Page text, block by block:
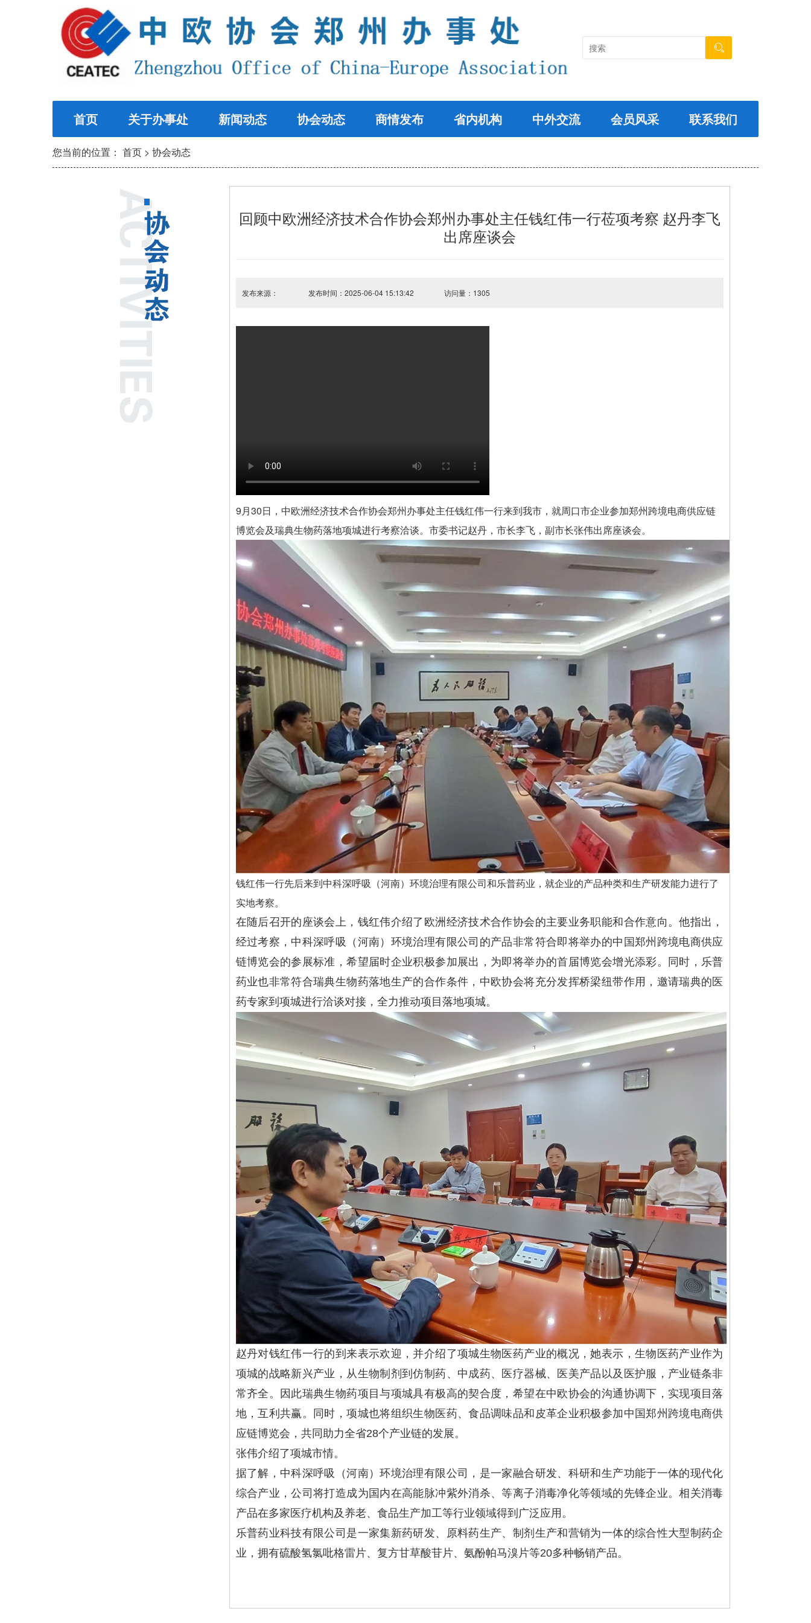
首页 关于办事处 新闻动态 协会动态 商情发布 省内机构 中外交流 会员风采 联系我们
您当前的位置： 首页 > 协会动态
回顾中欧洲经济技术合作协会郑州办事处主任钱红伟一行莅项考察 赵丹李飞
出席座谈会
发布来源： 发布时间：2025-06-04 15:13:42 访问量：1305
9月30日，中欧洲经济技术合作协会郑州办事处主任钱红伟一行来到我市，就周口市企业参加郑州跨境电商供应链
博览会及瑞典生物药落地项城进行考察洽谈。市委书记赵丹，市长李飞，副市长张伟出席座谈会。
钱红伟一行先后来到中科深呼吸（河南）环境治理有限公司和乐普药业，就企业的产品种类和生产研发能力进行了
实地考察。
在随后召开的座谈会上，钱红伟介绍了欧洲经济技术合作协会的主要业务职能和合作意向。他指出，
经过考察，中科深呼吸（河南）环境治理有限公司的产品非常符合即将举办的中国郑州跨境电商供应
链博览会的参展标准，希望届时企业积极参加展出，为即将举办的首届博览会增光添彩。同时，乐普
药业也非常符合瑞典生物药落地生产的合作条件，中欧协会将充分发挥桥梁纽带作用，邀请瑞典的医
药专家到项城进行洽谈对接，全力推动项目落地项城。
赵丹对钱红伟一行的到来表示欢迎，并介绍了项城生物医药产业的概况，她表示，生物医药产业作为
项城的战略新兴产业，从生物制剂到仿制药、中成药、医疗器械、医美产品以及医护服，产业链条非
常齐全。因此瑞典生物药项目与项城具有极高的契合度，希望在中欧协会的沟通协调下，实现项目落
地，互利共赢。同时，项城也将组织生物医药、食品调味品和皮革企业积极参加中国郑州跨境电商供
应链博览会，共同助力全省28个产业链的发展。
张伟介绍了项城市情。
据了解，中科深呼吸（河南）环境治理有限公司，是一家融合研发、科研和生产功能于一体的现代化
综合产业，公司将打造成为国内在高能脉冲紫外消杀、等离子消毒净化等领域的先锋企业。相关消毒
产品在多家医疗机构及养老、食品生产加工等行业领域得到广泛应用。
乐普药业科技有限公司是一家集新药研发、原料药生产、制剂生产和营销为一体的综合性大型制药企
业，拥有硫酸氢氯吡格雷片、复方甘草酸苷片、氨酚帕马溴片等20多种畅销产品。